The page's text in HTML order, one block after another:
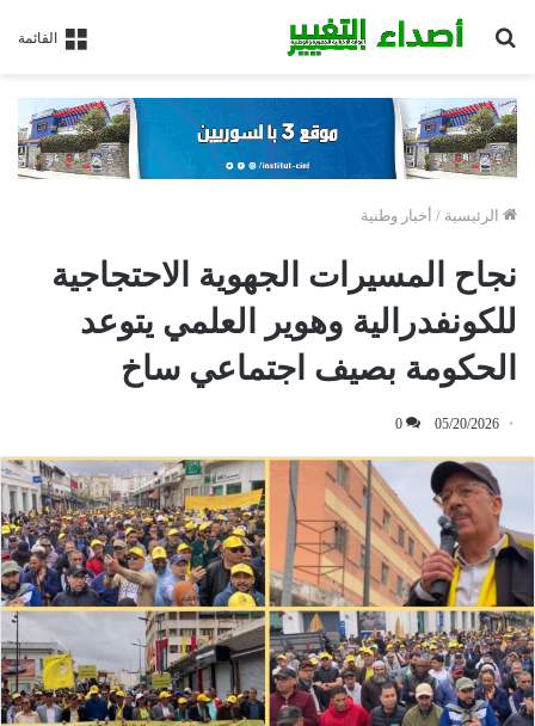
القائمة
الرئيسية / أخبار وطنية
نجاح المسيرات الجهوية الاحتجاجية
للكونفدرالية وهوير العلمي يتوعد
الحكومة بصيف اجتماعي ساخ
05/20/2026
0